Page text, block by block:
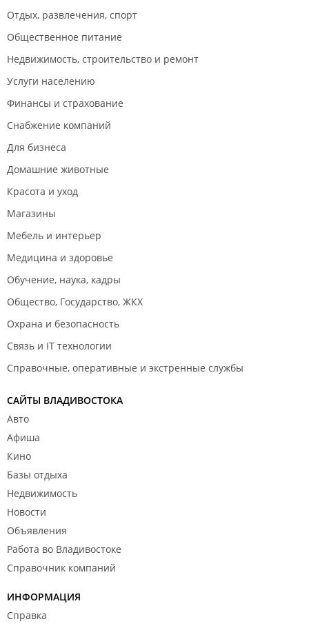
Отдых, развлечения, спорт
Общественное питание
Недвижимость, строительство и ремонт
Услуги населению
Финансы и страхование
Снабжение компаний
Для бизнеса
Домашние животные
Красота и уход
Магазины
Мебель и интерьер
Медицина и здоровье
Обучение, наука, кадры
Общество, Государство, ЖКХ
Охрана и безопасность
Связь и IT технологии
Справочные, оперативные и экстренные службы
САЙТЫ ВЛАДИВОСТОКА
Авто
Афиша
Кино
Базы отдыха
Недвижимость
Новости
Объявления
Работа во Владивостоке
Справочник компаний
ИНФОРМАЦИЯ
Справка